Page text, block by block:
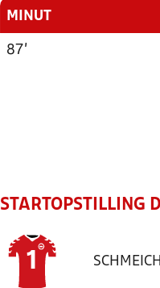
MINUT
87'
STARTOPSTILLING
1